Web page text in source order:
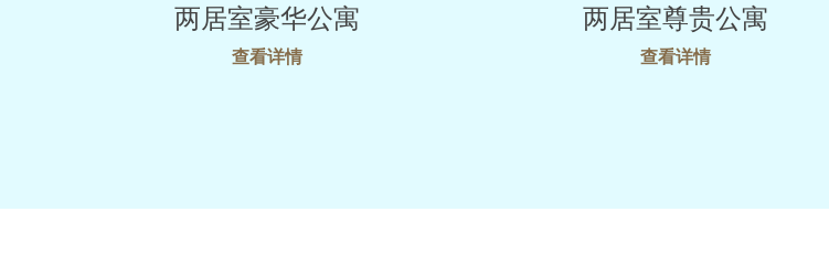
两居室豪华公寓
查看详情
两居室尊贵公寓
查看详情